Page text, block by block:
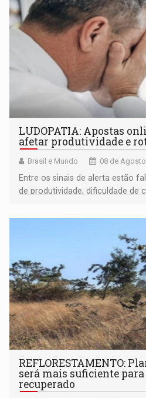
LUDOPATIA: Apostas
afetar produtividade e
Brasil e Mundo 08 de
Entre os sinais de alerta estão
de produtividade, dificuldade de
REFLORESTAMENTO:
será mais suficiente
recuperado